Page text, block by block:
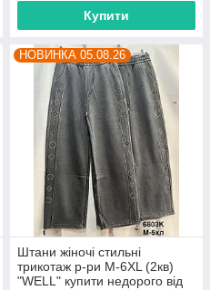
Купити
НОВИНКА 05.08.26
Штани жіночі стильні
трикотаж р-ри M-6XL (2кв)
"WELL" купити недорого від